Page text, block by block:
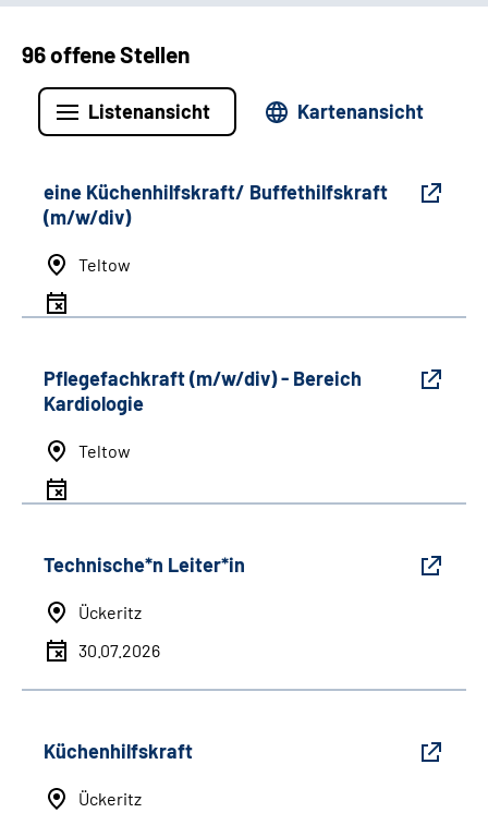
96 offene Stellen
Listenansicht Kartenansicht
eine Küchenhilfskraft/ Buffethilfskraft
(m/w/div)
Teltow
Pflegefachkraft (m/w/div) - Bereich
Kardiologie
Teltow
Technische*n Leiter*in
Ückeritz
30.07.2026
Küchenhilfskraft
Ückeritz